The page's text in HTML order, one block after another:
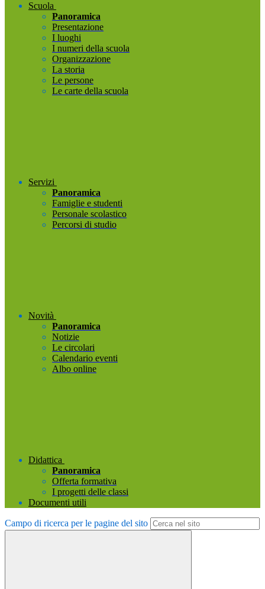
Scuola
Panoramica
Presentazione
I luoghi
I numeri della scuola
Organizzazione
La storia
Le persone
Le carte della scuola
Servizi
Panoramica
Famiglie e studenti
Personale scolastico
Percorsi di studio
Novità
Panoramica
Notizie
Le circolari
Calendario eventi
Albo online
Didattica
Panoramica
Offerta formativa
I progetti delle classi
Documenti utili
Campo di ricerca per le pagine del sito